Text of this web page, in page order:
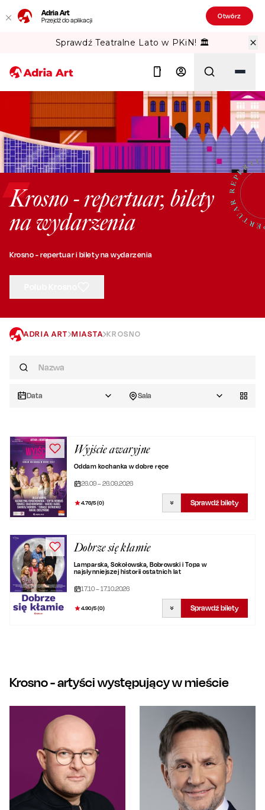
Adria Art
Przejdź do aplikacji Otwórz
Sprawdź Teatralne Lato w PKiN! 🏛️
Szukaj
Krosno - repertuar, bilety
na wydarzenia
Krosno - repertuar i bilety na wydarzenia
ADRIA ART MIASTA KROSNO
Data Sala
Wyjście awaryjne
Oddam kochanka w dobre ręce
26.09 – 26.09.2026
4.76/5 (0) Sprawdź bilety
Dobrze się kłamie
Lamparska, Sokołowska, Bobrowski i Topa w
najsłynniejszej historii ostatnich lat
17.10 – 17.10.2026
4.90/5 (0) Sprawdź bilety
Krosno- artyści występujący w mieście